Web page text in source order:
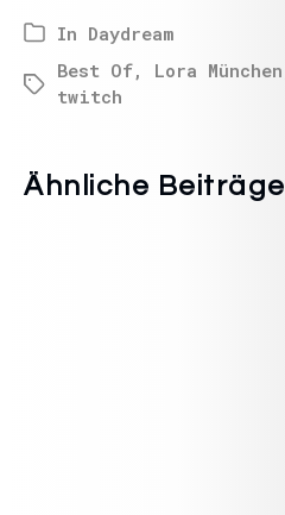
In Daydream
Best Of, Lora München
twitch
Ähnliche Beiträge